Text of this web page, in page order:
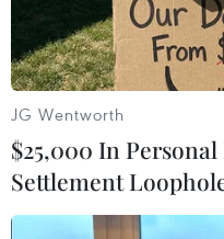
của thành phố.
Theo đó, từ nay
trung năm giải
nâng cao chỉ số PCI
hành chính; rút
cấp giấy phép
JG Wentworth
$25,000 In
Settlement